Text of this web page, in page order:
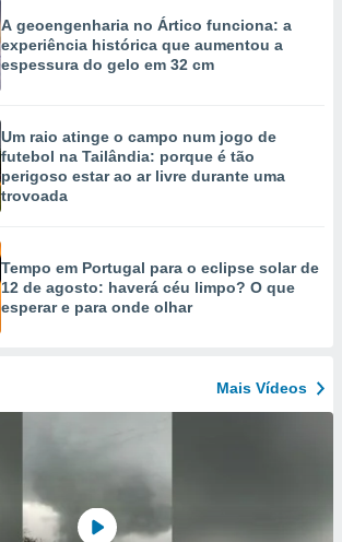
A geoengenharia no Ártico funciona: a
experiência histórica que aumentou a
espessura do gelo em 32 cm
Um raio atinge o campo num jogo de
futebol na Tailândia: porque é tão
perigoso estar ao ar livre durante uma
trovoada
Tempo em Portugal para o eclipse solar de
12 de agosto: haverá céu limpo? O que
esperar e para onde olhar
Mais Vídeos